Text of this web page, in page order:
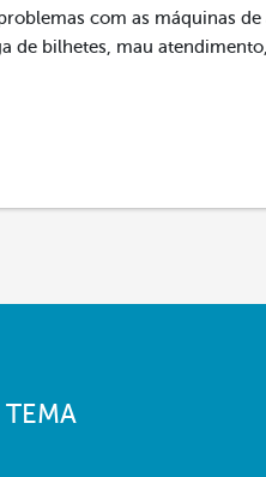
com as máquinas
de bilhetes, mau
TEMA